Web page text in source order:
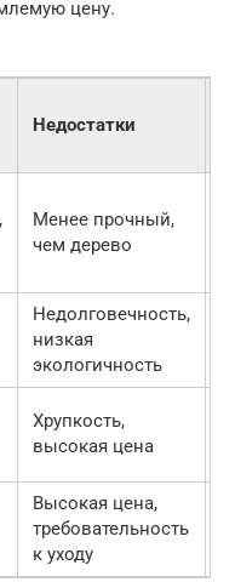
цену.
Недостатки
Менее прочный,
чем дерево
Недолговечность,
низкая
экологичность
Хрупкость,
высокая цена
Высокая цена,
требовательность
к уходу